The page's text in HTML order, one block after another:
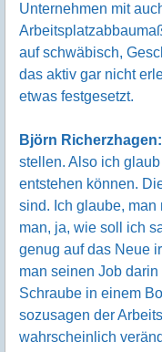
Unternehmen mit
auf schwäbisch,
das aktiv gar nicht
etwas festgesetzt.
Björn Richerzhagen:
stellen. Also ich
entstehen können.
sind. Ich glaube, man
man, ja, wie soll ich
genug auf das Neue
man seinen Job
Schraube in einem
sozusagen der
wahrscheinlich